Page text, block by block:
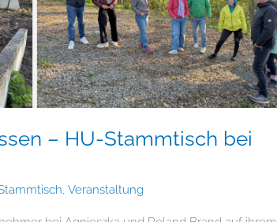
– HU-Stammtisch bei
,Veranstaltung